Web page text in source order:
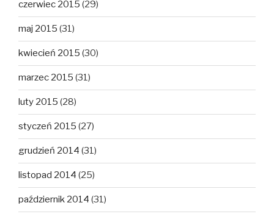
czerwiec 2015 (29)
maj 2015 (31)
kwiecień 2015 (30)
marzec 2015 (31)
luty 2015 (28)
styczeń 2015 (27)
grudzień 2014 (31)
listopad 2014 (25)
październik 2014 (31)